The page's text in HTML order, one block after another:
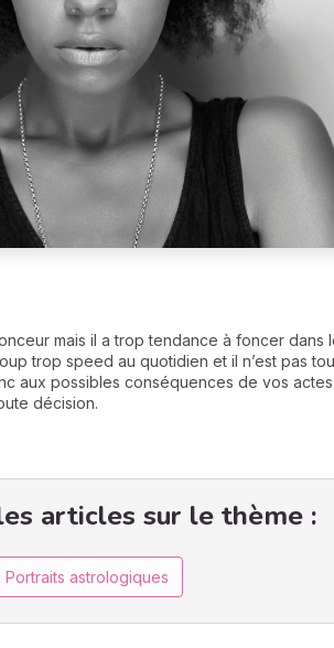
mais il a trop tendance à foncer dans
trop speed au quotidien et il n’est pas
aux possibles conséquences de vos
décision.
articles sur le thème :
Portraits astrologiques